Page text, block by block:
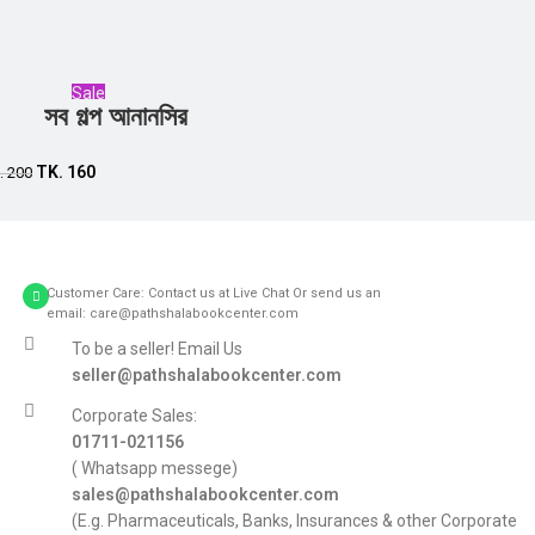
Sale
সব গল্প আনানসির
200 TK. 160
Customer Care: Contact us at Live Chat Or send us an
email: care@pathshalabookcenter.com
To be a seller! Email Us
seller@pathshalabookcenter.com
Corporate Sales:
01711-021156
( Whatsapp messege)
sales@pathshalabookcenter.com
(E.g. Pharmaceuticals, Banks, Insurances & other Corporate